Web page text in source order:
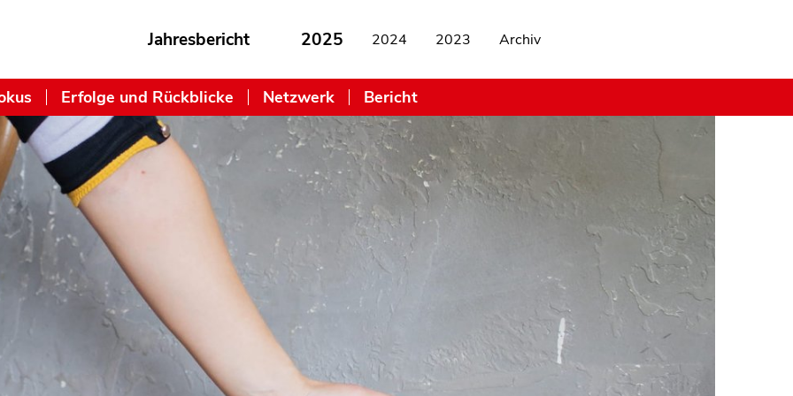
Jahresbericht 2025
Erfolge und Rückblicke Netzwerk Bericht
2024 2023 Archiv